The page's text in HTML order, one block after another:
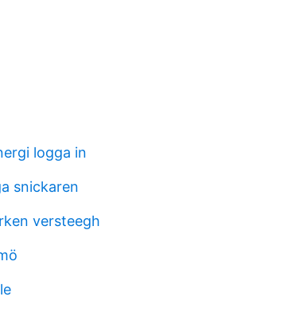
logga in
snickaren
versteegh